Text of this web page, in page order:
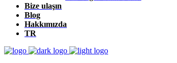
Bize ulaşın
Blog
Hakkımızda
TR